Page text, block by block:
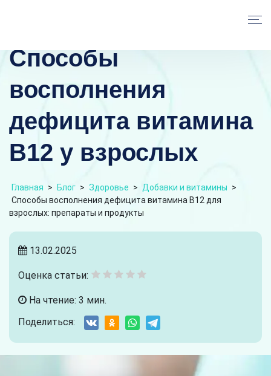
Способы
восполнения
дефицита витамина
В12 у взрослых
Главная > Блог > Здоровье > Добавки и витамины >
Способы восполнения дефицита витамина В12 для
взрослых: препараты и продукты
13.02.2025
Оценка статьи:
На чтение: 3 мин.
Поделиться: